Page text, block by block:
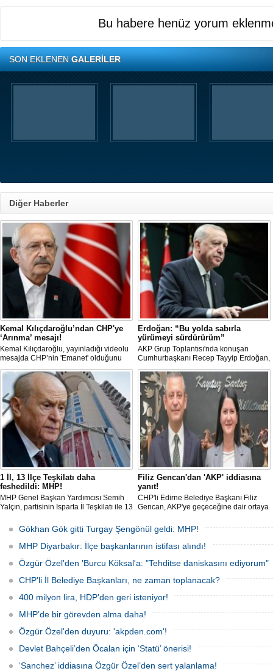
Bu habere henüz yorum
SON EKLENENGALERİLER
Diğer Haberler
Kemal Kılıçdaroğlu’ndan CHP'ye
‘Arınma’ mesajı!
Kemal Kılıçdaroğlu, yayınladığı videolu
mesajda CHP’nin 'Emanet' olduğunu
vurgulayıp 'Arınma' ve 'İç Muhasebe'
ifadelerini kullandı. Açıklamalarda Parti
içi süreçlere ve Yargı tartışmalarına
doğrudan değinilmemesi dikkat çekti.
Erdoğan: “Bu yolda sabırla
yürümeyi sürdürürüm”
AKP Grup Toplantısı'nda konuşan
Cumhurbaşkanı Recep Tayyip Erdoğan,
"Tek başıma kalsam dâhi 'Bu yol hak
yoludur, dönmek bilmez yürürüm' der,
bu yolda sabırla yürümeyi sürdürürüm"
dedi.
1 İl, 13 İlçe Teşkilatı daha
feshedildi: MHP!
MHP Genel Başkan Yardımcısı Semih
Yalçın, partisinin Isparta İl Teşkilatı ile 13
Isparta İl Başkanlığı görevine Osman
Gülay'ın atandığını açıkladı.
Filiz Gencan'dan 'AKP' iddiasına
yanıt!
CHP'li Edirne Belediye Başkanı Filiz
Gencan, AKP'ye geçeceğine dair ortaya
adım atmıyoruz" ifadeleriyle yanıt verdi.
Gökhan Gök gitti Turgay Şengönül geldi: MHP!
MHP Diyarbakır: İlçe başkanlarının istifası alındı!
Özgür Özel'den 'Burcu Köksal'a: "Tehditse daniskasını ediyorum"
CHP’li İl Belediye Başkanları, ne zaman toplanacak?
400 milyon lira, HDP’den geri isteniyor!
MHP’de bir görevden alma daha!
Özgür Özel'den duyuru: 'akpden.com'!
Devlet Bahçeli’den Öcalan için ‘Statü’ önerisi!
‘Sanchez’ iddiasına Özgür Özel’den sert yalanlama!